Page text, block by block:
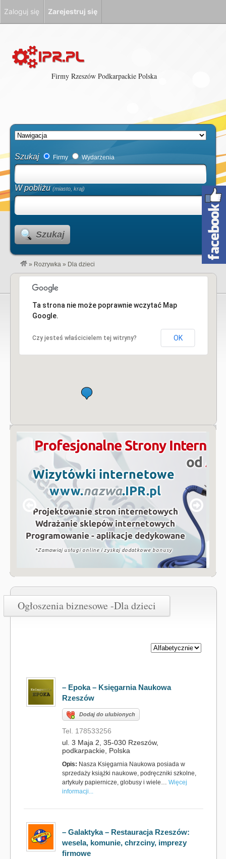
Firmy Rzeszów Podkarpackie Polska
Szukaj Firmy Wydarzenia
W pobliżu (miasto, kraj)
Szukaj
» Rozrywka » Dla dzieci
Ta strona nie może poprawnie wczytać Map
Google.
Czy jesteś właścicielem tej witryny? OK
Ogłoszenia biznesowe -Dla dzieci
– Epoka – Księgarnia Naukowa
Rzeszów
Dodaj do ulubionych
Tel. 178533256
ul. 3 Maja 2, 35-030 Rzeszów,
podkarpackie, Polska
Opis: Nasza Księgarnia Naukowa posiada w
sprzedaży książki naukowe, podręczniki szkolne,
artykuły papiernicze, globusy i wiele… Więcej
informacji...
– Galaktyka – Restauracja Rzeszów:
wesela, komunie, chrzciny, imprezy
firmowe
Zaloguj się Zarejestruj się